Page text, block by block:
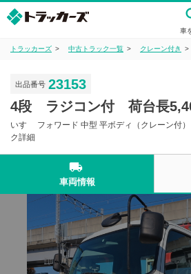
車
トラッカーズ 中古トラック一覧 クレーン付き
出品番号 23153
4段 ラジコン付 荷台長
いすゞ フォワード 中型 平ボディ（クレーン付
ク詳細
local_shipping
車両情報